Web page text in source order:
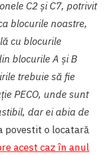
C2 și C7, potrivit
blocurile noastre,
cu blocurile
blocurile A și B
trebuie să fie
PECO, unde sunt
dar ei abia de
povestit o locatară
acest caz în anul